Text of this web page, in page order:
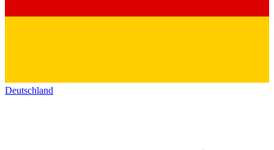
Deutschland